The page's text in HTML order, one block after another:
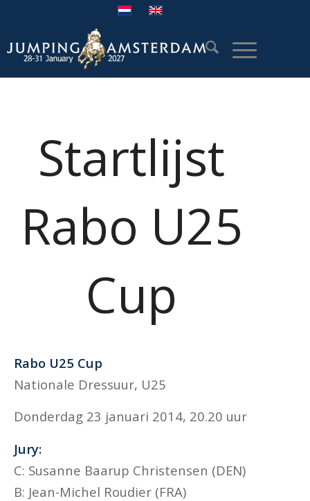
Startlijst
Rabo U25
Cup
Rabo U25 Cup
Nationale Dressuur, U25
Donderdag 23 januari 2014, 20.20 uur
Jury:
C: Susanne Baarup Christensen (DEN)
B: Jean-Michel Roudier (FRA)